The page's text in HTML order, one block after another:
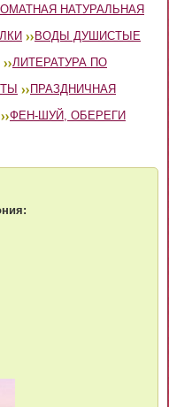
НАТУРАЛЬНАЯ
ВОДЫ ДУШИСТЫЕ
ЛИТЕРАТУРА ПО
ПРАЗДНИЧНАЯ
ФЕН-ШУЙ, ОБЕРЕГИ